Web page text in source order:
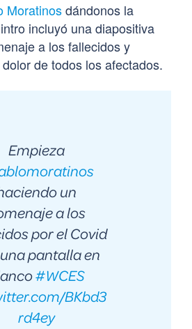
Moratinosdándonos la
incluyó una diapositiva
a los fallecidos y
de todos los afectados.
Empieza
un
a los
por el Covid
pantalla en
#WCES
BKbd3
rd4ey